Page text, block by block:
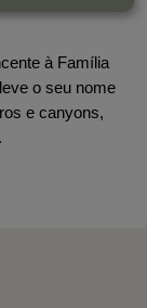
à Família
o seu nome
e canyons,